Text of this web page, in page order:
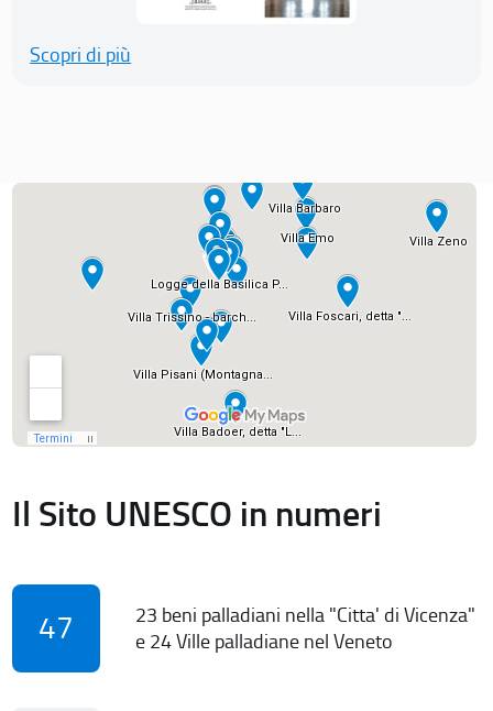
Scopri di più
Il Sito UNESCO in numeri
47
23 beni palladiani nella "Citta' di Vicenza"
e 24 Ville palladiane nel Veneto